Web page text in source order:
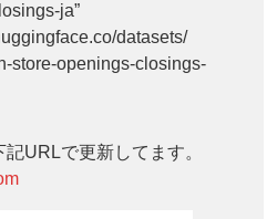
ja”
datasets/
store-openings-closings-
URLで更新してます。